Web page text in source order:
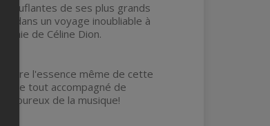
de ses plus grands
dans un voyage inoubliable à
de Céline Dion.
l'essence même de cette
le tout accompagné de
de la musique!